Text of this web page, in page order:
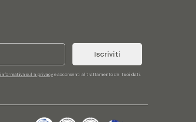
Iscriviti
informativa sulla privacye acconsenti al trattamento dei tuoi dati.